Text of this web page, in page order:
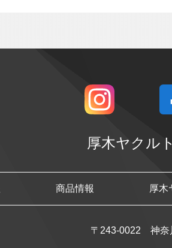
厚木ヤクル
商品情報 厚木
〒243-0022 神奈